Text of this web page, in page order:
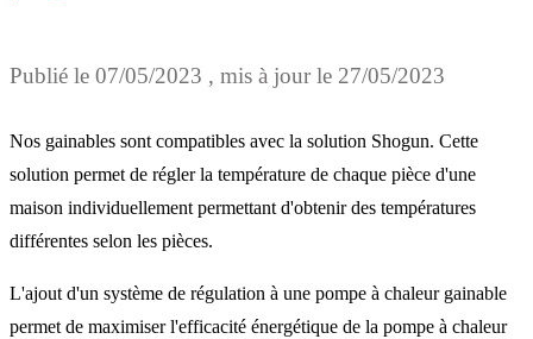
Publié le 07/05/2023 , mis à jour le 27/05/2023
Nos gainables sont compatibles avec la solution Shogun. Cette
solution permet de régler la température de chaque pièce d'une
maison individuellement permettant d'obtenir des températures
différentes selon les pièces.
L'ajout d'un système de régulation à une pompe à chaleur gainable
permet de maximiser l'efficacité énergétique de la pompe à chaleur